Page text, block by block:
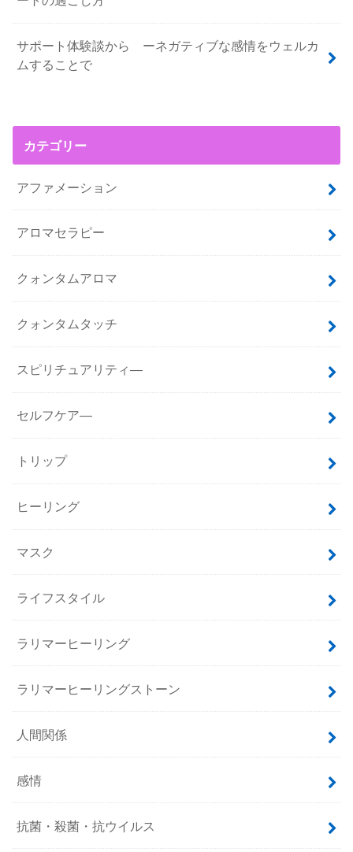
サポート体験談から ーネガティブな感情をウェルカ
ムすることで
カテゴリー
アファメーション
アロマセラピー
クォンタムアロマ
クォンタムタッチ
スピリチュアリティ―
セルフケア―
トリップ
ヒーリング
マスク
ライフスタイル
ラリマーヒーリング
ラリマーヒーリングストーン
人間関係
感情
抗菌・殺菌・抗ウイルス